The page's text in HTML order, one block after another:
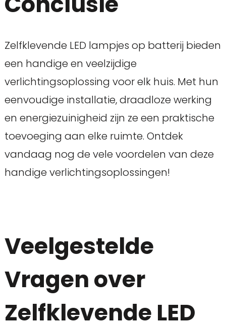
Zelfklevende LED lampjes op batterij bieden
een handige en veelzijdige
verlichtingsoplossing voor elk huis. Met hun
eenvoudige installatie, draadloze werking
en energiezuinigheid zijn ze een praktische
toevoeging aan elke ruimte. Ontdek
vandaag nog de vele voordelen van deze
handige verlichtingsoplossingen!
Veelgestelde
Vragen over
Zelfklevende LED